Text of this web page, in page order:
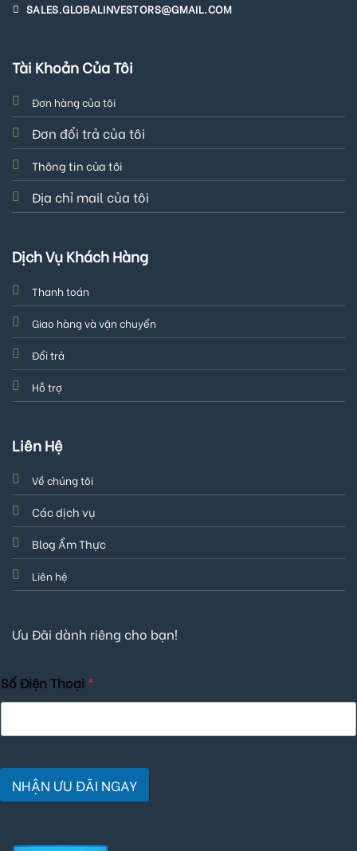
SALES.GLOBALINVESTORS@GMAIL.COM
Tài Khoản Của Tôi
Đơn hàng của tôi
Đơn đổi trả của tôi
Thông tin của tôi
Địa chỉ mail của tôi
Dịch Vụ Khách Hàng
Thanh toán
Giao hàng và vận chuyển
Đổi trả
Hỗ trợ
Liên Hệ
Về chúng tôi
Các dịch vụ
Blog Ẩm Thực
Liên hệ
Ưu Đãi dành riêng cho bạn!
Số Điện Thoại *
NHẬN ƯU ĐÃI NGAY